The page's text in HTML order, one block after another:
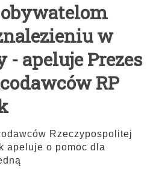
w
- apeluje Prezes
RP
Rzeczypospolitej
apeluje o pomoc dla